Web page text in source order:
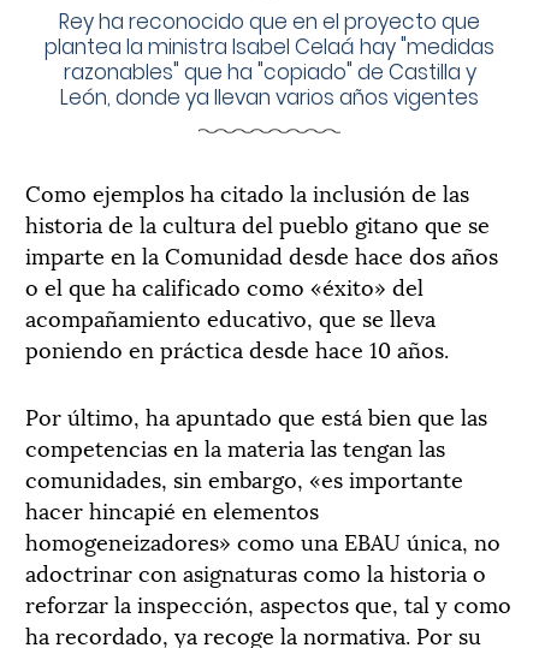
Rey ha reconocido que en el proyecto que
plantea la ministra Isabel Celaá hay "medidas
razonables" que ha "copiado" de Castilla y
León, donde ya llevan varios años vigentes
Como ejemplos ha citado la inclusión de las
historia de la cultura del pueblo gitano que se
imparte en la Comunidad desde hace dos años
o el que ha calificado como «éxito» del
acompañamiento educativo, que se lleva
poniendo en práctica desde hace 10 años.
Por último, ha apuntado que está bien que las
competencias en la materia las tengan las
comunidades, sin embargo, «es importante
hacer hincapié en elementos
homogeneizadores» como una EBAU única, no
adoctrinar con asignaturas como la historia o
reforzar la inspección, aspectos que, tal y como
ha recordado, ya recoge la normativa. Por su